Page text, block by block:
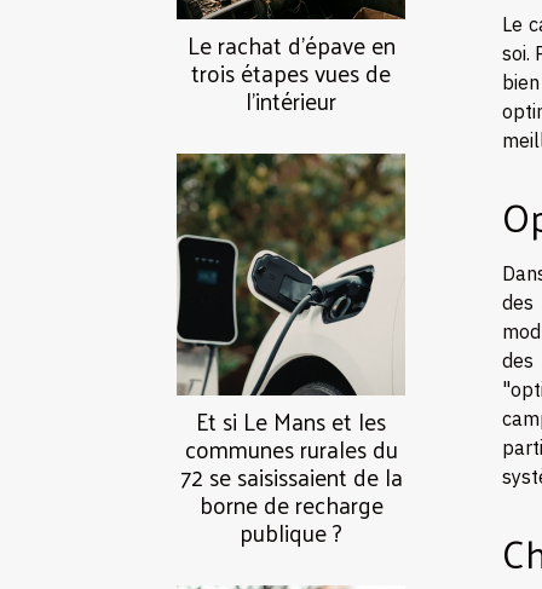
Le rachat d’épave en
trois étapes vues de
l’intérieur
Et si Le Mans et les
communes rurales du
72 se saisissaient de la
borne de recharge
publique ?
Le
soi.
des
des